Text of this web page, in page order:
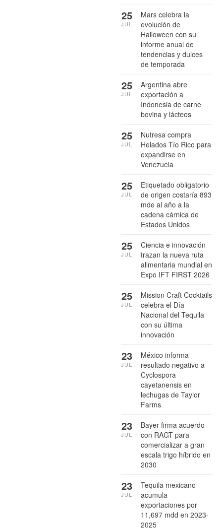
Mars celebra la
evolución de
Halloween con su
informe anual de
tendencias y dulces
de temporada
25
JUL
Argentina abre
exportación a
Indonesia de carne
bovina y lácteos
25
JUL
Nutresa compra
Helados Tío Rico para
expandirse en
Venezuela
25
JUL
Etiquetado obligatorio
de origen costaría 893
mde al año a la
cadena cárnica de
Estados Unidos
25
JUL
Ciencia e innovación
trazan la nueva ruta
alimentaria mundial en
Expo IFT FIRST 2026
25
JUL
Mission Craft Cocktails
celebra el Día
Nacional del Tequila
con su última
innovación
25
JUL
México informa
resultado negativo a
Cyclospora
cayetanensis en
lechugas de Taylor
Farms
23
JUL
Bayer firma acuerdo
con RAGT para
comercializar a gran
escala trigo híbrido en
2030
23
JUL
Tequila mexicano
acumula
exportaciones por
11,697 mdd en 2023-
2025
23
JUL